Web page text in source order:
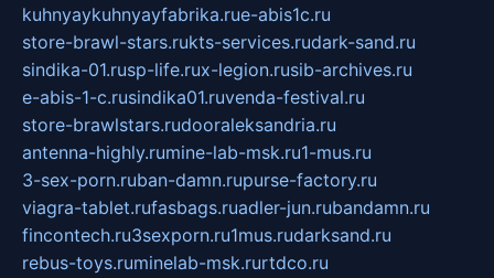
kuhnyaykuhnyayfabrika.rue-abis1c.ru
store-brawl-stars.rukts-services.rudark-sand.ru
sindika-01.rusp-life.rux-legion.rusib-archives.ru
e-abis-1-c.rusindika01.ruvenda-festival.ru
store-brawlstars.rudooraleksandria.ru
antenna-highly.rumine-lab-msk.ru1-mus.ru
3-sex-porn.ruban-damn.rupurse-factory.ru
viagra-tablet.rufasbags.ruadler-jun.rubandamn.ru
fincontech.ru3sexporn.ru1mus.rudarksand.ru
rebus-toys.ruminelab-msk.rurtdco.ru